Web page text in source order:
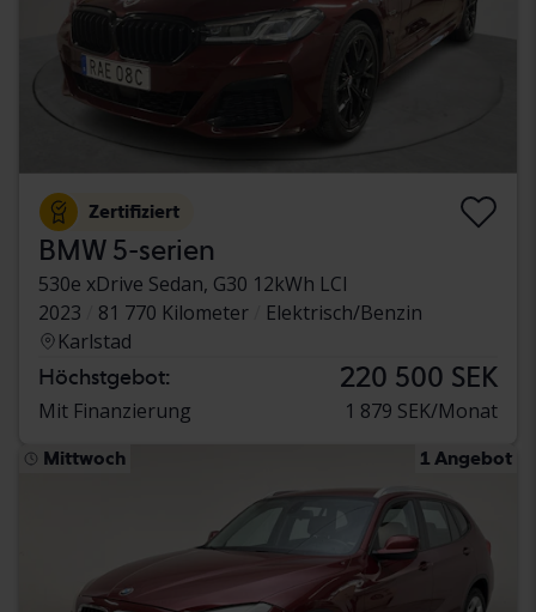
Zertifiziert
BMW 5-serien
530e xDrive Sedan, G30 12kWh LCI
2023
81 770 Kilometer
Elektrisch/Benzin
Karlstad
Höchstgebot: 220 500 SEK
Mit Finanzierung 1 879 SEK/Monat
Mittwoch 1 Angebot